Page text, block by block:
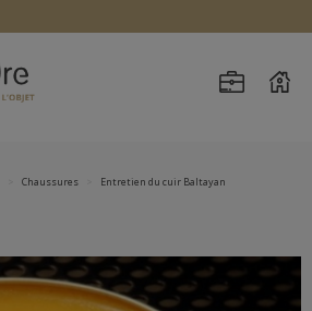
Chaussures
Entretien du cuir Baltayan